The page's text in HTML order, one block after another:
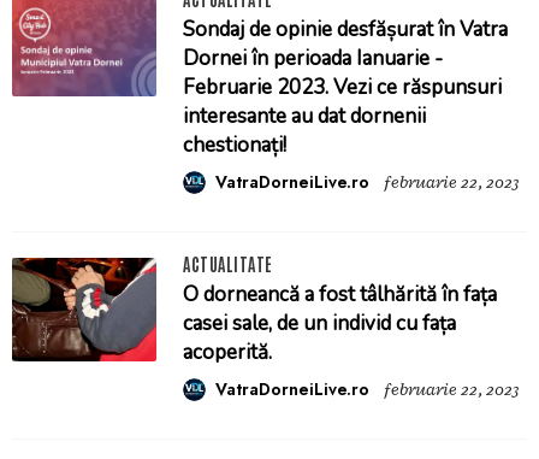
Sondaj de opinie desfășurat în Vatra
Dornei în perioada Ianuarie -
Februarie 2023. Vezi ce răspunsuri
interesante au dat dornenii
chestionați!
VatraDorneiLive.ro februarie 22, 2023
ACTUALITATE
O dorneancă a fost tâlhărită în fața
casei sale, de un individ cu fața
acoperită.
VatraDorneiLive.ro februarie 22, 2023